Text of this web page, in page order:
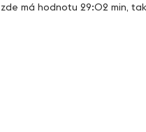
zde má hodnotu 29:02 min,